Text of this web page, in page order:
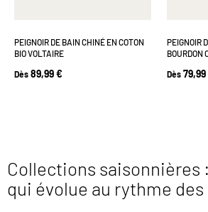
PEIGNOIR DE BAIN CHINÉ EN COTON
BIO VOLTAIRE
Dès 89,99 €
PEIGNOIR
BOURDON
Dès
Collections saisonnières
qui évolue au rythme des